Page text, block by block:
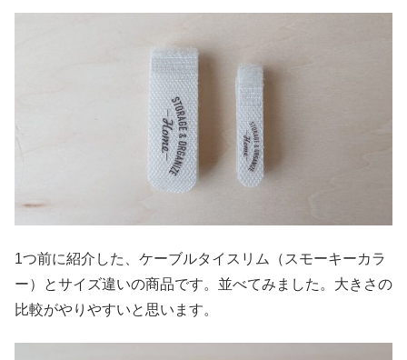
1つ前に紹介した、ケーブルタイスリム（スモーキーカラ
ー）とサイズ違いの商品です。並べてみました。大きさの
比較がやりやすいと思います。